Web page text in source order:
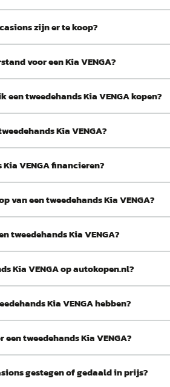
zijn er te koop?
voor een Kia VENGA?
tweedehands Kia VENGA kopen?
Kia VENGA?
VENGA financieren?
van een tweedehands Kia VENGA?
tweedehands Kia VENGA?
Kia VENGA op autokopen.nl?
Kia VENGA hebben?
tweedehands Kia VENGA?
gestegen of gedaald in prijs?